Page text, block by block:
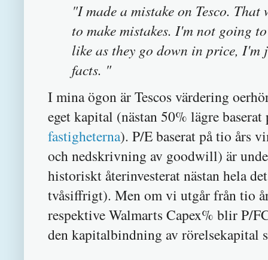
"I made a mistake on Tesco.
to make mistakes. I'm not going
like as they go down in price, I'm
facts. "
I mina ögon är Tescos värdering
eget kapital (nästan 50% lägre
fastigheterna). P/E baserat på tio års
och nedskrivning av goodwill) är
historiskt återinvesterat nästan hela
tvåsiffrigt). Men om vi utgår från tio
respektive Walmarts Capex% blir P/
den kapitalbindning av rörelsekapital